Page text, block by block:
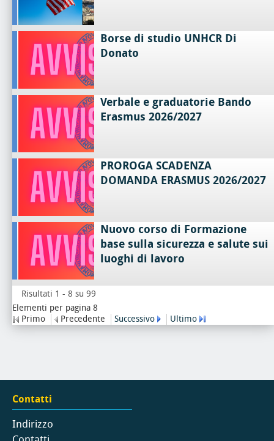
Borse di studio UNHCR Di
Donato
Verbale e graduatorie Bando
Erasmus 2026/2027
PROROGA SCADENZA
DOMANDA ERASMUS 2026/2027
Nuovo corso di Formazione
base sulla sicurezza e salute sui
luoghi di lavoro
Risultati 1 - 8 su 99
Elementi per pagina 8
Primo
Precedente Successivo Ultimo
Contatti
Indirizzo